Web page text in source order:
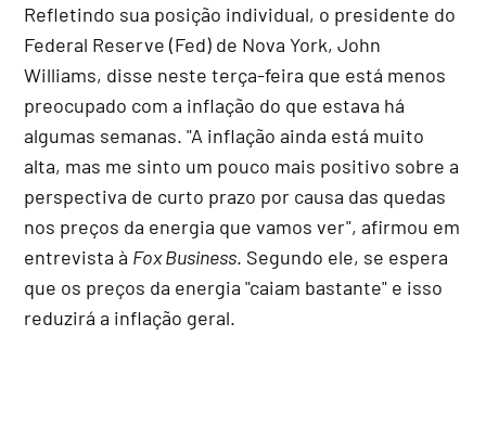
Refletindo sua posição individual, o presidente do
Federal Reserve (Fed) de Nova York, John
Williams, disse neste terça-feira que está menos
preocupado com a inflação do que estava há
algumas semanas. "A inflação ainda está muito
alta, mas me sinto um pouco mais positivo sobre a
perspectiva de curto prazo por causa das quedas
nos preços da energia que vamos ver", afirmou em
entrevista à Fox Business. Segundo ele, se espera
que os preços da energia "caiam bastante" e isso
reduzirá a inflação geral.